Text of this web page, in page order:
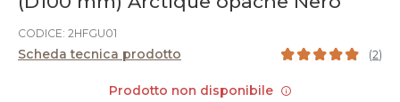
CODICE: 2HFGU01
Scheda tecnica prodotto (2)